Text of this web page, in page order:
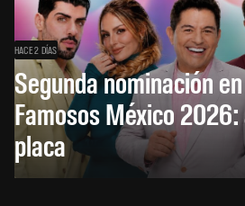
HACE 2 DÍAS
Segunda nominación
Famosos México
placa